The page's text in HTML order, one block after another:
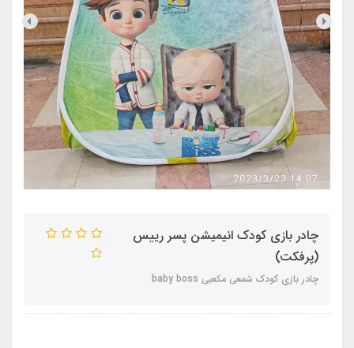
چادر بازی کودک انیمیشن پسر رییس
(پرفکت)
چادر بازی کودک شمعی مکعبی baby boss